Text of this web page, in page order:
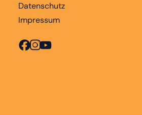
Datenschutz
Impressum